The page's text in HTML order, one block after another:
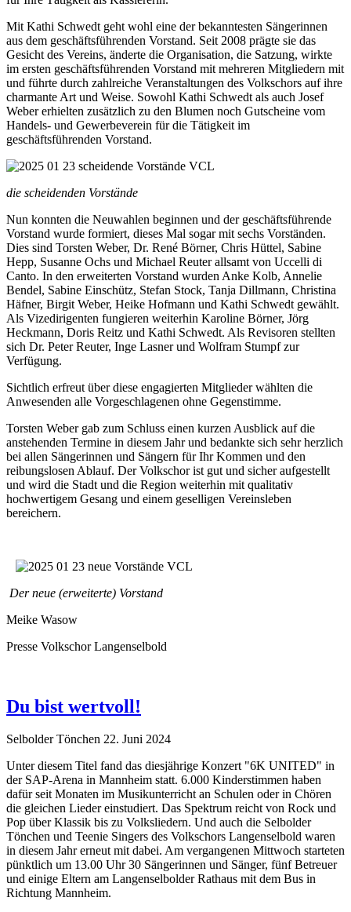
Mit Kathi Schwedt geht wohl eine der bekanntesten Sängerinnen
aus dem geschäftsführenden Vorstand. Seit 2008 prägte sie das
Gesicht des Vereins, änderte die Organisation, die Satzung, wirkte
im ersten geschäftsführenden Vorstand mit mehreren Mitgliedern mit
und führte durch zahlreiche Veranstaltungen des Volkschors auf ihre
charmante Art und Weise. Sowohl Kathi Schwedt als auch Josef
Weber erhielten zusätzlich zu den Blumen noch Gutscheine vom
Handels- und Gewerbeverein für die Tätigkeit im
geschäftsführenden Vorstand.
die scheidenden Vorstände
Nun konnten die Neuwahlen beginnen und der geschäftsführende
Vorstand wurde formiert, dieses Mal sogar mit sechs Vorständen.
Dies sind Torsten Weber, Dr. René Börner, Chris Hüttel, Sabine
Hepp, Susanne Ochs und Michael Reuter allsamt von Uccelli di
Canto. In den erweiterten Vorstand wurden Anke Kolb, Annelie
Bendel, Sabine Einschütz, Stefan Stock, Tanja Dillmann, Christina
Häfner, Birgit Weber, Heike Hofmann und Kathi Schwedt gewählt.
Als Vizedirigenten fungieren weiterhin Karoline Börner, Jörg
Heckmann, Doris Reitz und Kathi Schwedt. Als Revisoren stellten
sich Dr. Peter Reuter, Inge Lasner und Wolfram Stumpf zur
Verfügung.
Sichtlich erfreut über diese engagierten Mitglieder wählten die
Anwesenden alle Vorgeschlagenen ohne Gegenstimme.
Torsten Weber gab zum Schluss einen kurzen Ausblick auf die
anstehenden Termine in diesem Jahr und bedankte sich sehr herzlich
bei allen Sängerinnen und Sängern für Ihr Kommen und den
reibungslosen Ablauf. Der Volkschor ist gut und sicher aufgestellt
und wird die Stadt und die Region weiterhin mit qualitativ
hochwertigem Gesang und einem geselligen Vereinsleben
bereichern.
Der neue (erweiterte) Vorstand
Meike Wasow
Presse Volkschor Langenselbold
Du bist wertvoll!
Selbolder Tönchen 22. Juni 2024
Unter diesem Titel fand das diesjährige Konzert "6K UNITED" in
der SAP-Arena in Mannheim statt. 6.000 Kinderstimmen haben
dafür seit Monaten im Musikunterricht an Schulen oder in Chören
die gleichen Lieder einstudiert. Das Spektrum reicht von Rock und
Pop über Klassik bis zu Volksliedern. Und auch die Selbolder
Tönchen und Teenie Singers des Volkschors Langenselbold waren
in diesem Jahr erneut mit dabei. Am vergangenen Mittwoch starteten
pünktlich um 13.00 Uhr 30 Sängerinnen und Sänger, fünf Betreuer
und einige Eltern am Langenselbolder Rathaus mit dem Bus in
Richtung Mannheim.